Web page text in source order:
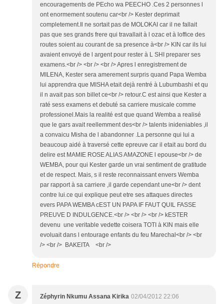
encouragements de PEcho wa PEECHO .Ces 2 personnes l
ont enormement soutenu car<br /> Kester deprimait
completement.Il ne sortait pas de MOLOKAI car il ne fallait
pas que ses grands frere qui travallait à l ozac et à loffice des
routes soient au courant de sa presence à<br /> KIN car ils lui
avaient envoyé de l argent pour rester à L SHI preparer ses
examens.<br /> <br /> <br /> Apres l enregistrement de
MILENA, Kester sera amerement surpris quand Papa Wemba
lui apprendra que MISHA etait dejà rentré à Lubumbashi et qu
il n avait pas son billet ce<br /> retour.C est ainsi que Kester a
raté sess examens et debuté sa carriere musicale comme
professionel.Mais la realité est que quand Wemba a realisé
que le gars avait reellemment des<br /> talents inideniables ,il
a convaicu Misha de l abandonner .La personne qui lui a
beaucoup aidé à traversé cette epreuve car il etait au bord du
delire est MAMIE ROSE ALIAS AMAZONE l epouse<br /> de
WEMBA, pour qui Kester garde un vrai sentiment de gratitude
et de respect. Mais, s il reste reconnaissant envers Wemba
par rapport à sa carriere ,il garde cependant une<br /> dent
contre lui.ce qui explique peut etre ses attaques directes
evers PAPA WEMBA cEST UN PAPA IF FAUT QUIL FASSE
PREUVE D INDULGENCE.<br /> <br /> <br /> kESTER
devenu une veritable vedette coisera TOTI à KIN mais elle
evoluait dans l entourage enfants du feu Marechal<br /> <br
/> <br /> BAKEITA <br />
Répondre
Z Zéphyrin Nkumu Assana Kirika 02/04/2012 22:06